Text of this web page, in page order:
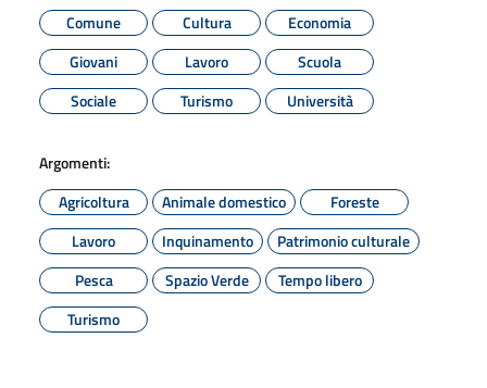
Comune
Cultura
Economia
Giovani
Lavoro
Scuola
Sociale
Turismo Università
Argomenti:
Agricoltura
Animale domestico
Foreste
Lavoro
Inquinamento
Patrimonio culturale
Pesca
Spazio Verde
Tempo libero
Turismo